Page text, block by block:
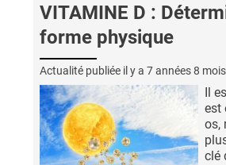
VITAMINE D :
forme physique
Actualité publiée il y a 7 années 8 mois
Il
est
os,
clé